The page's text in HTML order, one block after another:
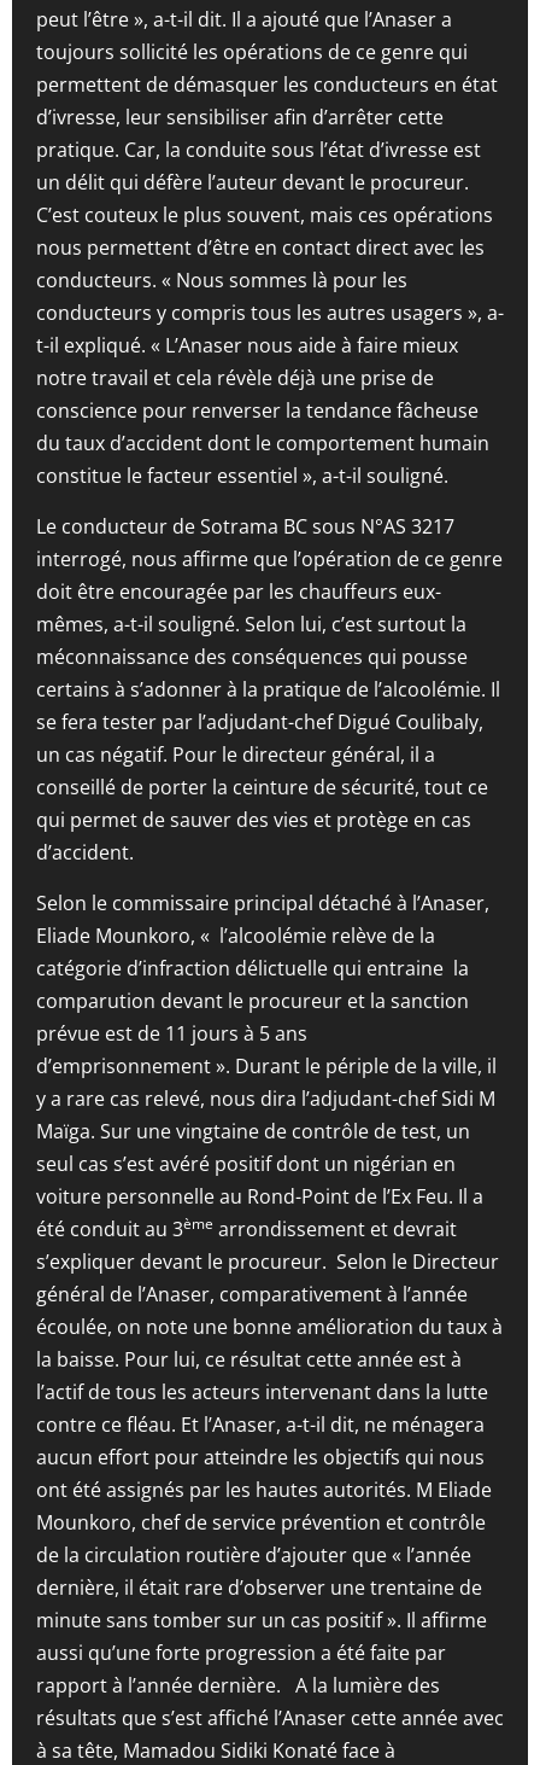
peut l’être », a-t-il dit. Il a ajouté que l’Anaser a
toujours sollicité les opérations de ce genre qui
permettent de démasquer les conducteurs en état
d’ivresse, leur sensibiliser afin d’arrêter cette
pratique. Car, la conduite sous l’état d’ivresse est
un délit qui défère l’auteur devant le procureur.
C’est couteux le plus souvent, mais ces opérations
nous permettent d’être en contact direct avec les
conducteurs. « Nous sommes là pour les
conducteurs y compris tous les autres usagers », a-
t-il expliqué. « L’Anaser nous aide à faire mieux
notre travail et cela révèle déjà une prise de
conscience pour renverser la tendance fâcheuse
du taux d’accident dont le comportement humain
constitue le facteur essentiel », a-t-il souligné.
Le conducteur de Sotrama BC sous N°AS 3217
interrogé, nous affirme que l’opération de ce genre
doit être encouragée par les chauffeurs eux-
mêmes, a-t-il souligné. Selon lui, c’est surtout la
méconnaissance des conséquences qui pousse
certains à s’adonner à la pratique de l’alcoolémie. Il
se fera tester par l’adjudant-chef Digué Coulibaly,
un cas négatif. Pour le directeur général, il a
conseillé de porter la ceinture de sécurité, tout ce
qui permet de sauver des vies et protège en cas
d’accident.
Selon le commissaire principal détaché à l’Anaser,
Eliade Mounkoro, « l’alcoolémie relève de la
catégorie d’infraction délictuelle qui entraine la
comparution devant le procureur et la sanction
prévue est de 11 jours à 5 ans
d’emprisonnement ». Durant le périple de la ville, il
y a rare cas relevé, nous dira l’adjudant-chef Sidi M
Maïga. Sur une vingtaine de contrôle de test, un
seul cas s’est avéré positif dont un nigérian en
voiture personnelle au Rond-Point de l’Ex Feu. Il a
été conduit au 3ème arrondissement et devrait
s’expliquer devant le procureur. Selon le Directeur
général de l’Anaser, comparativement à l’année
écoulée, on note une bonne amélioration du taux à
la baisse. Pour lui, ce résultat cette année est à
l’actif de tous les acteurs intervenant dans la lutte
contre ce fléau. Et l’Anaser, a-t-il dit, ne ménagera
aucun effort pour atteindre les objectifs qui nous
ont été assignés par les hautes autorités. M Eliade
Mounkoro, chef de service prévention et contrôle
de la circulation routière d’ajouter que « l’année
dernière, il était rare d’observer une trentaine de
minute sans tomber sur un cas positif ». Il affirme
aussi qu’une forte progression a été faite par
rapport à l’année dernière. A la lumière des
résultats que s’est affiché l’Anaser cette année avec
à sa tête, Mamadou Sidiki Konaté face à